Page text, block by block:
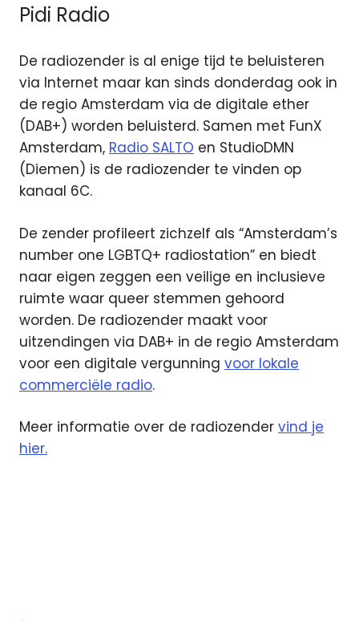
Pidi Radio
De radiozender is al enige tijd te beluisteren
via Internet maar kan sinds donderdag ook in
de regio Amsterdam via de digitale ether
(DAB+) worden beluisterd. Samen met FunX
Amsterdam, Radio SALTO en StudioDMN
(Diemen) is de radiozender te vinden op
kanaal 6C.
De zender profileert zichzelf als “Amsterdam’s
number one LGBTQ+ radiostation” en biedt
naar eigen zeggen een veilige en inclusieve
ruimte waar queer stemmen gehoord
worden. De radiozender maakt voor
uitzendingen via DAB+ in de regio Amsterdam
voor een digitale vergunning voor lokale
commerciële radio.
Meer informatie over de radiozender vind je
hier.